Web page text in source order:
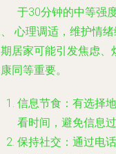
于30分钟的中等强
心理调适，维护情绪
居家可能引发焦虑
同等重要。
信息节食 ：有选择
看时间，避免信息
保持社交 ：通过电